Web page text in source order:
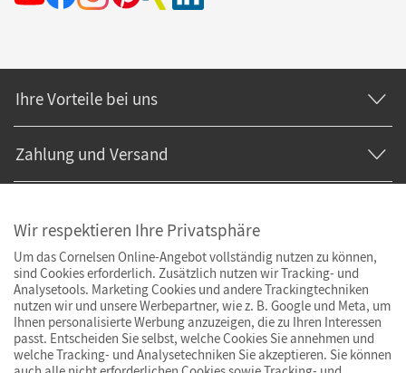
Ihre Vorteile bei uns
Zahlung und Versand
Wir respektieren Ihre Privatsphäre
Um das Cornelsen Online-Angebot vollständig nutzen zu können,
sind Cookies erforderlich. Zusätzlich nutzen wir Tracking- und
Analysetools. Marketing Cookies und andere Trackingtechniken
nutzen wir und unsere Werbepartner, wie z. B. Google und Meta, um
Ihnen personalisierte Werbung anzuzeigen, die zu Ihren Interessen
passt. Entscheiden Sie selbst, welche Cookies Sie annehmen und
welche Tracking- und Analysetechniken Sie akzeptieren. Sie können